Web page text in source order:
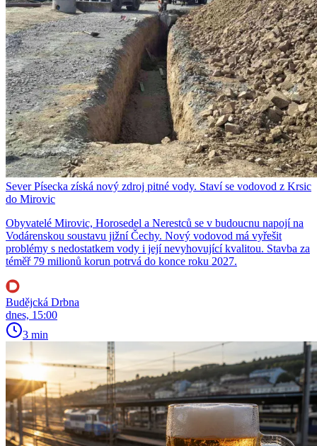
Sever Písecka získá nový zdroj pitné vody. Staví se vodovod z Krsic
do Mirovic
Obyvatelé Mirovic, Horosedel a Nerestců se v budoucnu napojí na
Vodárenskou soustavu jižní Čechy. Nový vodovod má vyřešit
problémy s nedostatkem vody i její nevyhovující kvalitou. Stavba za
téměř 79 milionů korun potrvá do konce roku 2027.
Budějcká Drbna
dnes, 15:00
3 min